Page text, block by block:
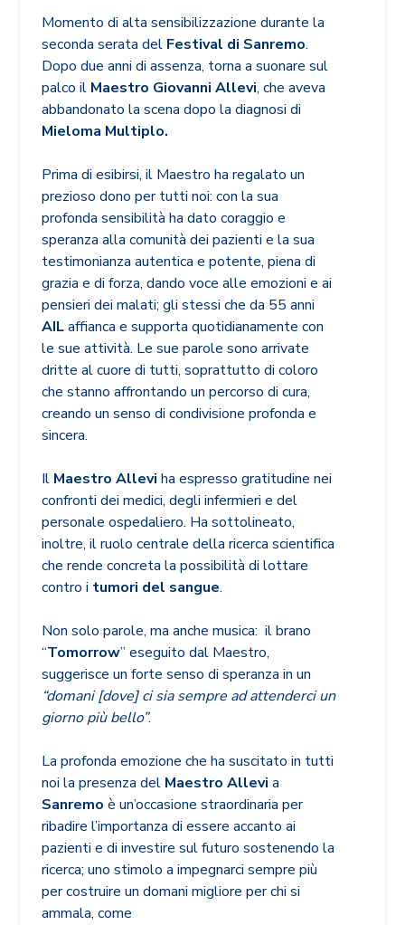
Momento di alta sensibilizzazione durante la
seconda serata del Festival di Sanremo.
Dopo due anni di assenza, torna a suonare sul
palco il Maestro Giovanni Allevi, che aveva
abbandonato la scena dopo la diagnosi di
Mieloma Multiplo.
Prima di esibirsi, il Maestro ha regalato un
prezioso dono per tutti noi: con la sua
profonda sensibilità ha dato coraggio e
speranza alla comunità dei pazienti e la sua
testimonianza autentica e potente, piena di
grazia e di forza, dando voce alle emozioni e ai
pensieri dei malati; gli stessi che da 55 anni
AILaffianca e supporta quotidianamente con
le sue attività. Le sue parole sono arrivate
dritte al cuore di tutti, soprattutto di coloro
che stanno affrontando un percorso di cura,
creando un senso di condivisione profonda e
sincera.
Il Maestro Allevi ha espresso gratitudine nei
confronti dei medici, degli infermieri e del
personale ospedaliero. Ha sottolineato,
inoltre, il ruolo centrale della ricerca scientifica
che rende concreta la possibilità di lottare
contro i tumori del sangue.
Non solo parole, ma anche musica: il brano
“Tomorrow” eseguito dal Maestro,
suggerisce un forte senso di speranza in un
“domani [dove] ci sia sempre ad attenderci un
giorno più bello”.
La profonda emozione che ha suscitato in tutti
noi la presenza del Maestro Allevi a
Sanremo è un’occasione straordinaria per
ribadire l’importanza di essere accanto ai
pazienti e di investire sul futuro sostenendo la
ricerca; uno stimolo a impegnarci sempre più
per costruire un domani migliore per chi si
ammala, come